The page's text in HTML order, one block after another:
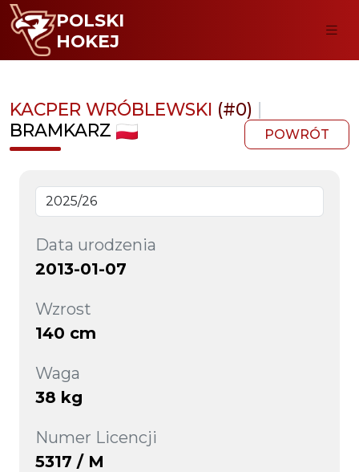
POLSKI
HOKEJ
KACPER WRÓBLEWSKI (#0) |
BRAMKARZ
POWRÓT
Data urodzenia
2013-01-07
Wzrost
140 cm
Waga
38 kg
Numer Licencji
5317 / M